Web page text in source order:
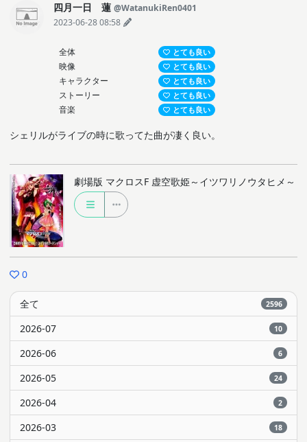
四月一日 蓮 @WatanukiRen0401
2023-06-28 08:58
全体 とても良い
映像 とても良い
キャラクター とても良い
ストーリー とても良い
音楽 とても良い
シェリルがライブの時に歌ってた曲が凄く良い。
劇場版 マクロスF 虚空歌姫～イツワリノウタヒメ～
0
全て 2596
2026-07 10
2026-06 6
2026-05 24
2026-04 2
2026-03 18